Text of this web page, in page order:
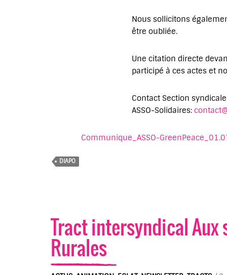
Nous sollicitons
être oubliée.
Une citation directe
participé à ces actes et
Contact Section
ASSO-Solidaires:
Communique_ASSO-
DIAPO
Tract intersyndical Aux
Rurales